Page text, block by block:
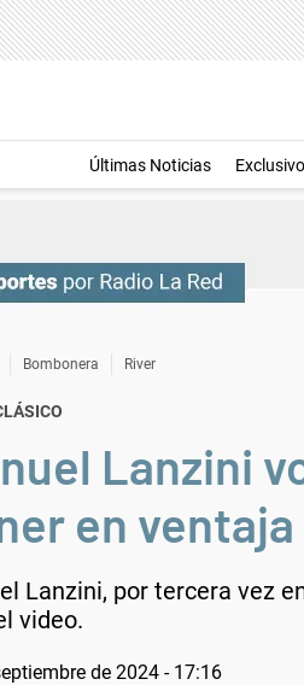
Últimas Noticias
Bombonera River
Lanzini
en
Lanzini, por tercera vez
video.
de 2024 - 17:16